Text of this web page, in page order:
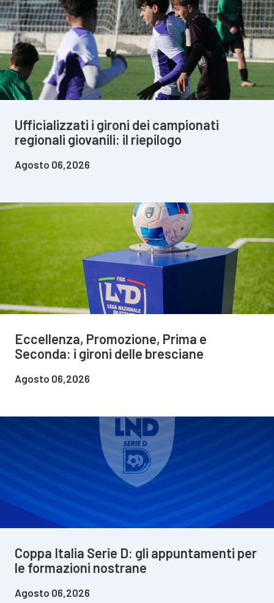
Ufficializzati i gironi dei campionati
regionali giovanili: il riepilogo
Agosto 06,2026
Eccellenza, Promozione, Prima e
Seconda: i gironi delle bresciane
Agosto 06,2026
Coppa Italia Serie D: gli appuntamenti per
le formazioni nostrane
Agosto 06,2026